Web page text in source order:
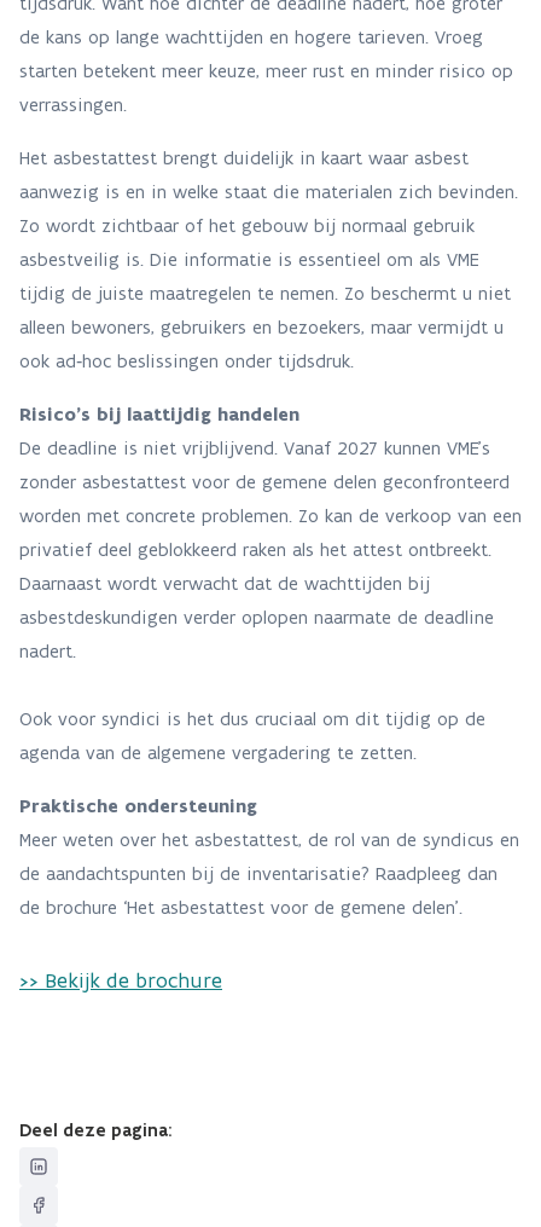
de kans op lange wachttijden en hogere tarieven. Vroeg
starten betekent meer keuze, meer rust en minder risico op
verrassingen.
Het asbestattest brengt duidelijk in kaart waar asbest
aanwezig is en in welke staat die materialen zich bevinden.
Zo wordt zichtbaar of het gebouw bij normaal gebruik
asbestveilig is. Die informatie is essentieel om als VME
tijdig de juiste maatregelen te nemen. Zo beschermt u niet
alleen bewoners, gebruikers en bezoekers, maar vermijdt u
ook ad‑hoc beslissingen onder tijdsdruk.
Risico’s bij laattijdig handelen
De deadline is niet vrijblijvend. Vanaf 2027 kunnen VME’s
zonder asbestattest voor de gemene delen geconfronteerd
worden met concrete problemen. Zo kan de verkoop van een
privatief deel geblokkeerd raken als het attest ontbreekt.
Daarnaast wordt verwacht dat de wachttijden bij
asbestdeskundigen verder oplopen naarmate de deadline
nadert.
Ook voor syndici is het dus cruciaal om dit tijdig op de
agenda van de algemene vergadering te zetten.
Praktische ondersteuning
Meer weten over het asbestattest, de rol van de syndicus en
de aandachtspunten bij de inventarisatie? Raadpleeg dan
de brochure ‘Het asbestattest voor de gemene delen’.
>> Bekijk de brochure
Deel deze pagina: